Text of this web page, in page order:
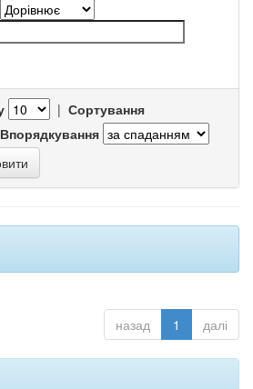
| Сортування
Впорядкування
назад 1 далі